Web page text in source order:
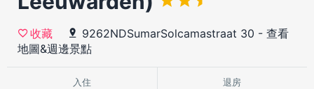
收藏 9262NDSumarSolcamastraat 30 - 查看
地圖&週邊景點
入住 退房